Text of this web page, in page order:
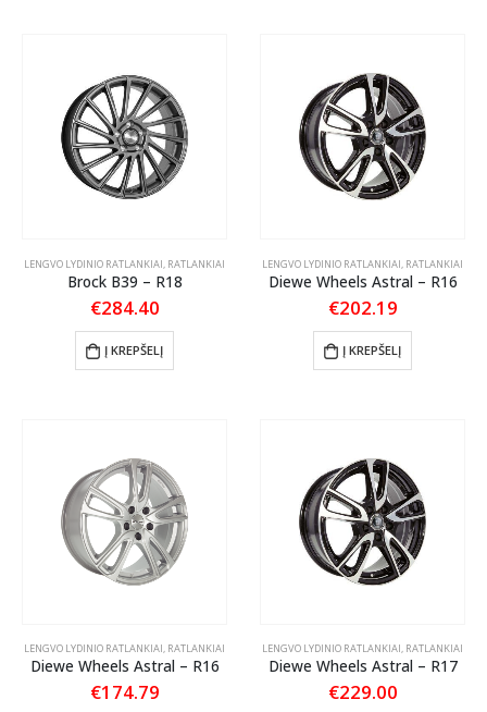
LENGVO LYDINIO RATLANKIAI, RATLANKIAI
Brock B39 – R18
€284.40
Į KREPŠELĮ
LENGVO LYDINIO RATLANKIAI, RATLANKIAI
Diewe Wheels Astral – R16
€202.19
Į KREPŠELĮ
LENGVO LYDINIO RATLANKIAI, RATLANKIAI
Diewe Wheels Astral – R16
€174.79
LENGVO LYDINIO RATLANKIAI, RATLANKIAI
Diewe Wheels Astral – R17
€229.00